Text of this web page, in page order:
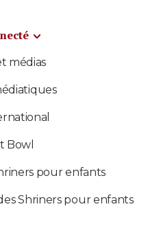
médias
Bowl
pour enfants
Shriners pour enfants